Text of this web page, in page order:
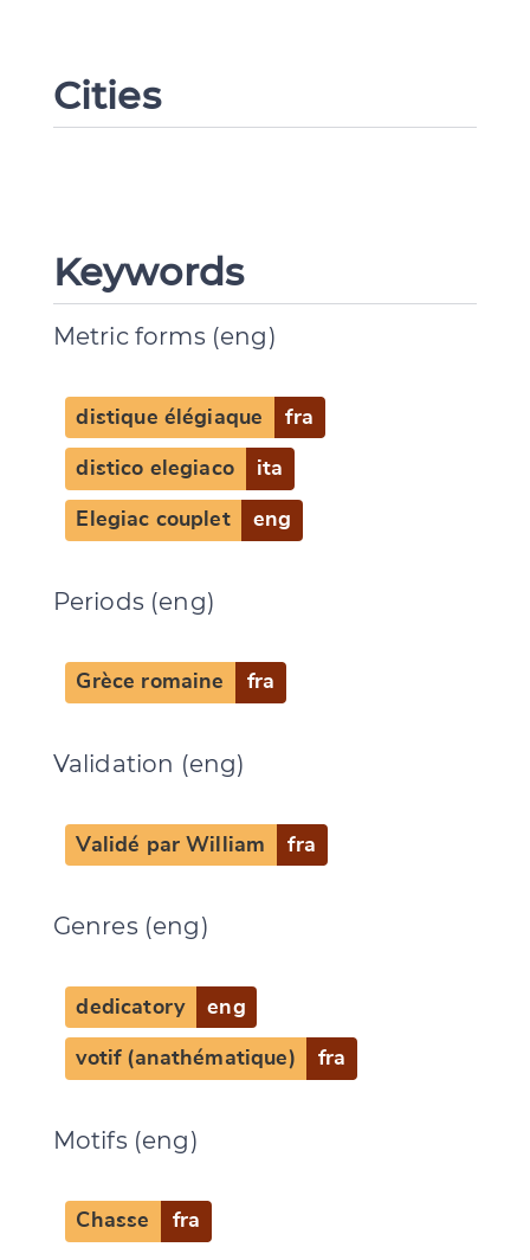
Cities
Keywords
Metric forms (eng)
distique élégiaque fra
distico elegiaco ita
Elegiac couplet eng
Periods (eng)
Grèce romaine fra
Validation (eng)
Validé par William fra
Genres (eng)
dedicatory eng
votif (anathématique) fra
Motifs (eng)
Chasse fra